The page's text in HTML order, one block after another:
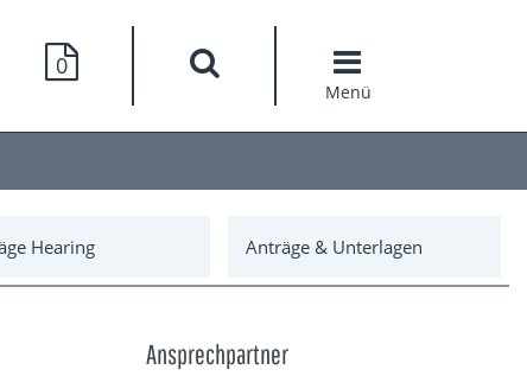
0
Menü
Hearing Anträge & Unterlagen
Ansprechpartner